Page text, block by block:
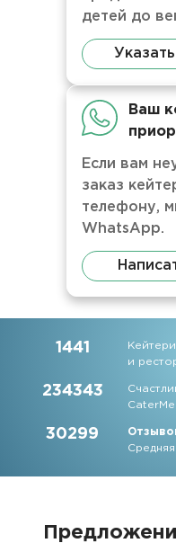
детей до
Ваш
Если вам
заказ
телефону,
WhatsApp.
1441
и
234343
CaterMe
30299